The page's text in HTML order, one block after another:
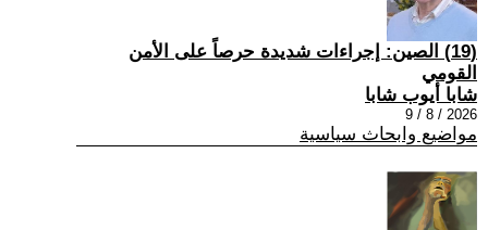
(19) الصين: إجراءات شديدة حرصاً على الأمن
القومي
شابا أيوب شابا
2026 / 8 / 9
مواضيع وابحاث سياسية